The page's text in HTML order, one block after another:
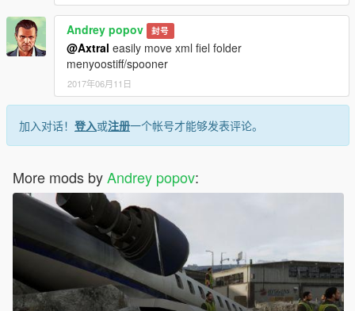
Andrey popov 封号
@Axtral easily move xml fiel folder
menyoostiff/spooner
2017年06月11日
加入对话！ 登入或注册一个帐号才能够发表评论。
More mods byAndrey popov: